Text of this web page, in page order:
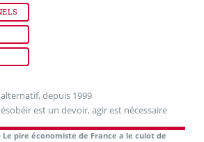
depuis 1999
est un devoir, agir est nécessaire
Le pire économiste de France a le culot de